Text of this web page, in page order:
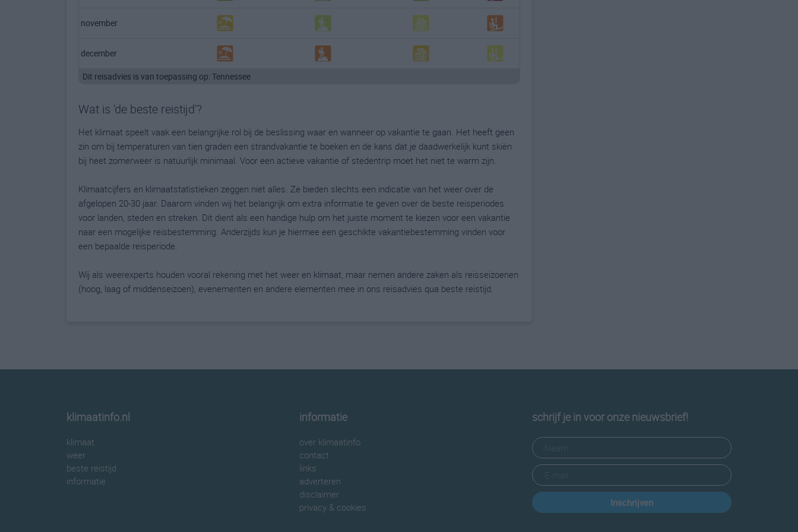
november
december
Dit reisadvies is van toepassing op: Tennessee
Wat is 'de beste reistijd'?
Het klimaat speelt vaak een belangrijke rol bij de beslissing waar en wanneer op vakantie te gaan. Het heeft geen
zin om bij temperaturen van tien graden een strandvakantie te boeken en de kans dat je daadwerkelijk kunt skiën
bij heet zomerweer is natuurlijk minimaal. Voor een actieve vakantie of stedentrip moet het niet te warm zijn.
Klimaatcijfers en klimaatstatistieken zeggen niet alles. Ze bieden slechts een indicatie van het weer over de
afgelopen 20-30 jaar. Daarom vinden wij het belangrijk om extra informatie te geven over de beste reisperiodes
voor landen, steden en streken. Dit dient als een handige hulp om het juiste moment te kiezen voor een vakantie
naar een mogelijke reisbestemming. Anderzijds kun je hiermee een geschikte vakantiebestemming vinden voor
een bepaalde reisperiode.
Wij als weerexperts houden vooral rekening met het weer en klimaat, maar nemen andere zaken als reisseizoenen
(hoog, laag of middenseizoen), evenementen en andere elementen mee in ons reisadvies qua beste reistijd.
klimaatinfo.nl
klimaat
weer
beste reistijd
informatie
informatie
over klimaatinfo
contact
links
adverteren
disclaimer
privacy & cookies
schrijf je in voor onze nieuwsbrief!
Inschrijven